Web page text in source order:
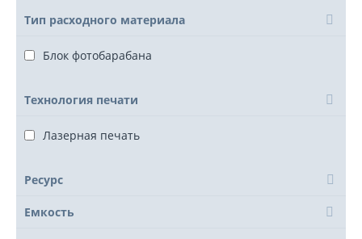
Тип расходного материала
Блок фотобарабана
Технология печати
Лазерная печать
Ресурс
Емкость